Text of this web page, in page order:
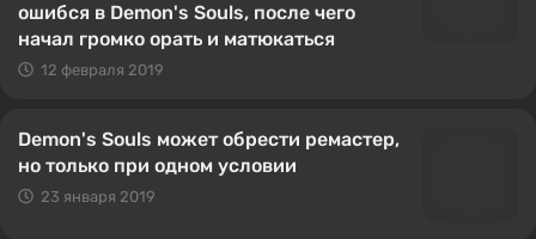
ошибся в Demon's Souls, после чего
начал громко орать и матюкаться
12 февраля 2019
Demon's Souls может обрести ремастер,
но только при одном условии
23 января 2019